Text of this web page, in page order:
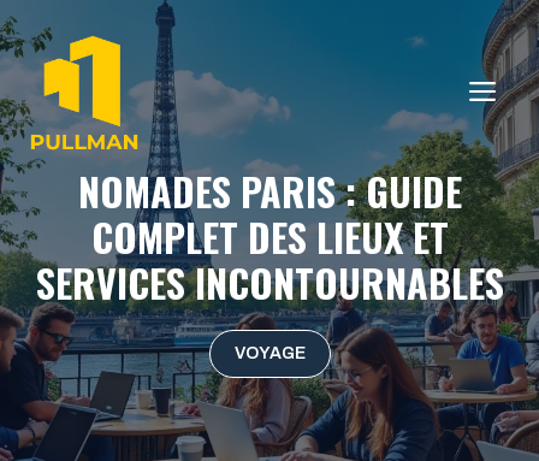
Aller
au
NOMADES PARIS : GUIDE
COMPLET DES LIEUX ET
SERVICES INCONTOURNABLES
VOYAGE